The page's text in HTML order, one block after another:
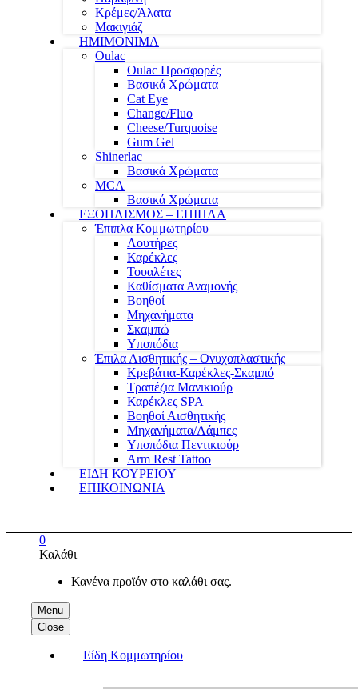
Κρέμες/Άλατα
Μακιγιάζ
ΗΜΙΜΟΝΙΜΑ
Oulac
Oulac Προσφορές
Βασικά Χρώματα
Cat Eye
Change/Fluo
Cheese/Turquoise
Gum Gel
Shinerlac
Βασικά Χρώματα
MCA
Βασικά Χρώματα
ΕΞΟΠΛΙΣΜΟΣ – ΕΠΙΠΛΑ
Έπιπλα Κομμωτηρίου
Λουτήρες
Καρέκλες
Τουαλέτες
Καθίσματα Αναμονής
Βοηθοί
Μηχανήματα
Σκαμπώ
Υποπόδια
Έπιλα Αισθητικής – Ονυχοπλαστικής
Κρεβάτια-Καρέκλες-Σκαμπό
Τραπέζια Μανικιούρ
Καρέκλες SPA
Βοηθοί Αισθητικής
Μηχανήματα/Λάμπες
Υποπόδια Πεντικιούρ
Arm Rest Tattoo
ΕΙΔΗ ΚΟΥΡΕΙΟΥ
ΕΠΙΚΟΙΝΩΝΙΑ
Menu
Close
Είδη Κομμωτηρίου
0
Καλάθι
Κανένα προϊόν στο καλάθι σας.